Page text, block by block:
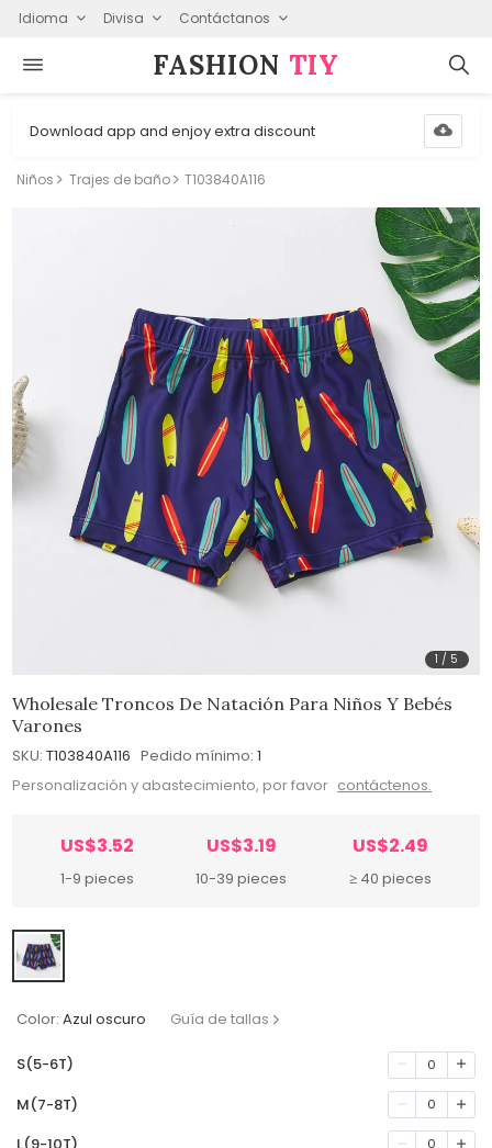
Idioma Divisa Contáctanos
FASHION⁠ TIY
Download app and enjoy extra discount
Niños Trajes de baño T103840A116
1 / 5
Wholesale Troncos De Natación Para Niños Y Bebés
Varones
SKU: T103840A116 Pedido mínimo: 1
Personalización y abastecimiento, por favor contáctenos.
US$3.52
1-9 pieces
US$3.19
10-39 pieces
US$2.49
≥ 40 pieces
Color: Azul oscuro Guía de tallas
S(5-6T) 0
M(7-8T) 0
0